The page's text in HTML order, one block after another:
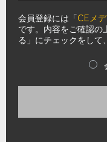
会員登録には「CEメ
です。内容をご確認の
る」にチェックをして